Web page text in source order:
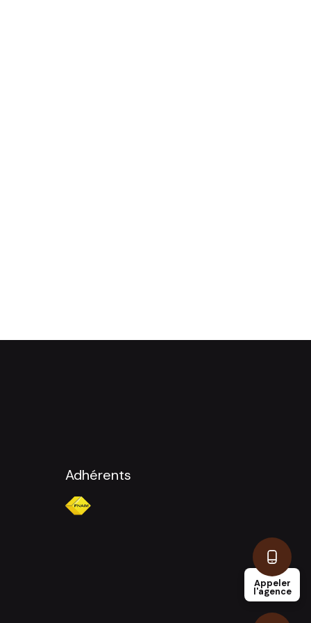
Appeler
l'agence
Adhérents